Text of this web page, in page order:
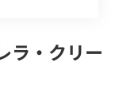
ラ・クリー